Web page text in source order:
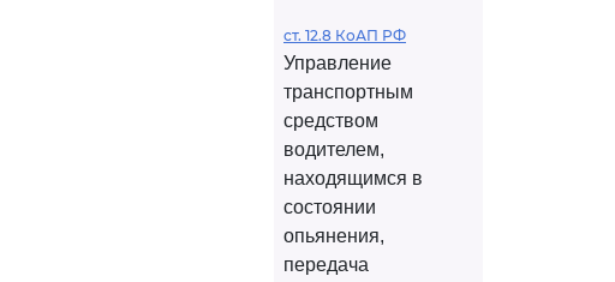
ст. 12.8 КоАП РФ
Управление
транспортным
средством
водителем,
находящимся в
состоянии
опьянения,
передача